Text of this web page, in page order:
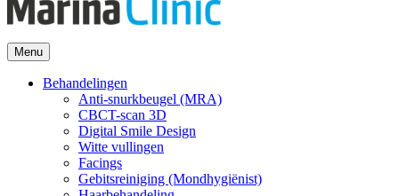
Marina Clinic
Omdat u goed in uw vel mag zitten.
Menu
Behandelingen
Anti-snurkbeugel (MRA)
CBCT-scan 3D
Digital Smile Design
Witte vullingen
Facings
Gebitsreiniging (Mondhygiënist)